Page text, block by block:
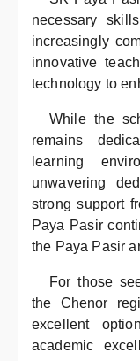
necessary
increasingly
innovative
technology to
While the
remains
learning
unwavering
strong support
Paya Pasir
the Paya Pasir
For those
the Chenor
excellent
academic